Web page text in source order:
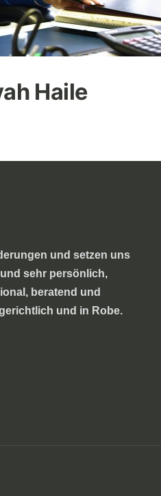
Haile
und setzen uns
sehr persönlich,
beratend und
und in Robe.